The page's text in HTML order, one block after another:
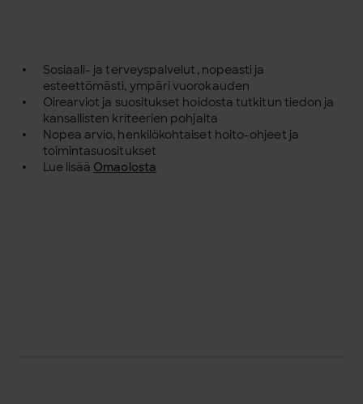
Sosiaali- ja terveyspalvelut, nopeasti ja
esteettömästi, ympäri vuorokauden
Oirearviot ja suositukset hoidosta tutkitun tiedon ja
kansallisten kriteerien pohjalta
Nopea arvio, henkilökohtaiset hoito-ohjeet ja
toimintasuositukset
Lue lisää Omaolosta